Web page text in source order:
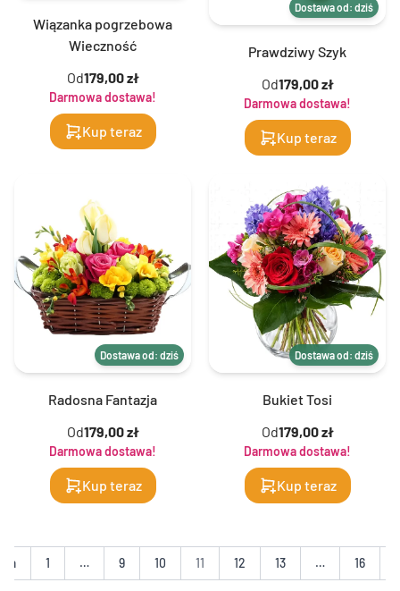
Wiązanka pogrzebowa
Wieczność
Od179,00 zł
Darmowa dostawa!
Kup teraz
Dostawa od: dziś
Prawdziwy Szyk
Od179,00 zł
Darmowa dostawa!
Kup teraz
Dostawa od: dziś
Radosna Fantazja
Od179,00 zł
Darmowa dostawa!
Kup teraz
Dostawa od: dziś
Bukiet Tosi
Od179,00 zł
Darmowa dostawa!
Kup teraz
1 … 9 10 11 12 13 … 16